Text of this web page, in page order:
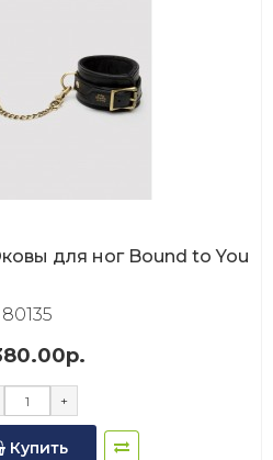
для ног Bound to You
80135
+
Купить